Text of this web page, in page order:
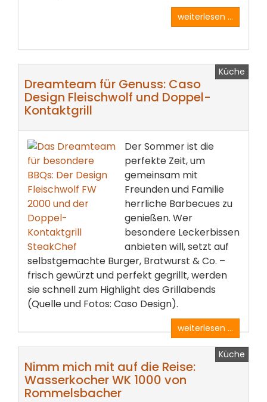
weiterlesen ...
Küche
Dreamteam für Genuss: Caso
Design Fleischwolf und Doppel-
Kontaktgrill
Der Sommer ist die
perfekte Zeit, um
gemeinsam mit
Freunden und Familie
herrliche Barbecues zu
genießen. Wer
besondere Leckerbissen
anbieten will, setzt auf
selbstgemachte Burger, Bratwurst & Co. –
frisch gewürzt und perfekt gegrillt, werden
sie schnell zum Highlight des Grillabends
(Quelle und Fotos: Caso Design).
weiterlesen ...
Küche
Nimm mich mit auf die Reise:
Wasserkocher WK 1000 von
Rommelsbacher